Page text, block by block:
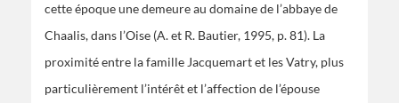
cette époque une demeure au domaine de l’abbaye de
Chaalis, dans l’Oise (A. et R. Bautier, 1995, p. 81). La
proximité entre la famille Jacquemart et les Vatry, plus
particulièrement l’intérêt et l’affection de l’épouse